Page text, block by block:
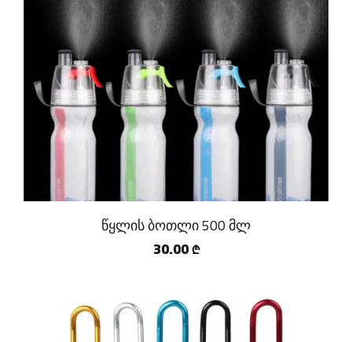
წყლის ბოთლი 500 მლ
30.00 ₾